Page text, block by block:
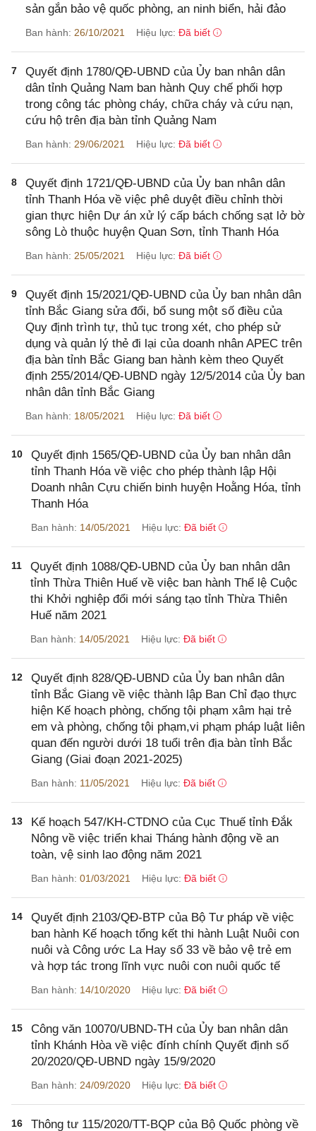
sản gắn bảo vệ quốc phòng, an ninh biển, hải đảo
Ban hành: 26/10/2021 Hiệu lực: Đã biết
7
Quyết định 1780/QĐ-UBND của Ủy ban nhân dân
dân tỉnh Quảng Nam ban hành Quy chế phối hợp
trong công tác phòng cháy, chữa cháy và cứu nạn,
cứu hộ trên địa bàn tỉnh Quảng Nam
Ban hành: 29/06/2021 Hiệu lực: Đã biết
8
Quyết định 1721/QĐ-UBND của Ủy ban nhân dân
tỉnh Thanh Hóa về việc phê duyệt điều chỉnh thời
gian thực hiện Dự án xử lý cấp bách chống sạt lở bờ
sông Lò thuộc huyện Quan Sơn, tỉnh Thanh Hóa
Ban hành: 25/05/2021 Hiệu lực: Đã biết
9
Quyết định 15/2021/QĐ-UBND của Ủy ban nhân dân
tỉnh Bắc Giang sửa đổi, bổ sung một số điều của
Quy định trình tự, thủ tục trong xét, cho phép sử
dụng và quản lý thẻ đi lại của doanh nhân APEC trên
địa bàn tỉnh Bắc Giang ban hành kèm theo Quyết
định 255/2014/QĐ-UBND ngày 12/5/2014 của Ủy ban
nhân dân tỉnh Bắc Giang
Ban hành: 18/05/2021 Hiệu lực: Đã biết
10
Quyết định 1565/QĐ-UBND của Ủy ban nhân dân
tỉnh Thanh Hóa về việc cho phép thành lập Hội
Doanh nhân Cựu chiến binh huyện Hoằng Hóa, tỉnh
Thanh Hóa
Ban hành: 14/05/2021 Hiệu lực: Đã biết
11
Quyết định 1088/QĐ-UBND của Ủy ban nhân dân
tỉnh Thừa Thiên Huế về việc ban hành Thể lệ Cuộc
thi Khởi nghiệp đổi mới sáng tạo tỉnh Thừa Thiên
Huế năm 2021
Ban hành: 14/05/2021 Hiệu lực: Đã biết
12
Quyết định 828/QĐ-UBND của Ủy ban nhân dân
tỉnh Bắc Giang về việc thành lập Ban Chỉ đạo thực
hiện Kế hoạch phòng, chống tội phạm xâm hại trẻ
em và phòng, chống tội phạm,vi phạm pháp luật liên
quan đến người dưới 18 tuổi trên địa bàn tỉnh Bắc
Giang (Giai đoạn 2021-2025)
Ban hành: 11/05/2021 Hiệu lực: Đã biết
13
Kế hoạch 547/KH-CTDNO của Cục Thuế tỉnh Đắk
Nông về việc triển khai Tháng hành động về an
toàn, vệ sinh lao động năm 2021
Ban hành: 01/03/2021 Hiệu lực: Đã biết
14
Quyết định 2103/QĐ-BTP của Bộ Tư pháp về việc
ban hành Kế hoạch tổng kết thi hành Luật Nuôi con
nuôi và Công ước La Hay số 33 về bảo vệ trẻ em
và hợp tác trong lĩnh vực nuôi con nuôi quốc tế
Ban hành: 14/10/2020 Hiệu lực: Đã biết
15
Công văn 10070/UBND-TH của Ủy ban nhân dân
tỉnh Khánh Hòa về việc đính chính Quyết định số
20/2020/QĐ-UBND ngày 15/9/2020
Ban hành: 24/09/2020 Hiệu lực: Đã biết
16 Thông tư 115/2020/TT-BQP của Bộ Quốc phòng về